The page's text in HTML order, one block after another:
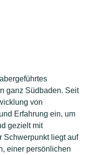
ganz Südbaden. Seit
von
Erfahrung ein, um
gezielt mit
Schwerpunkt liegt auf
einer persönlichen